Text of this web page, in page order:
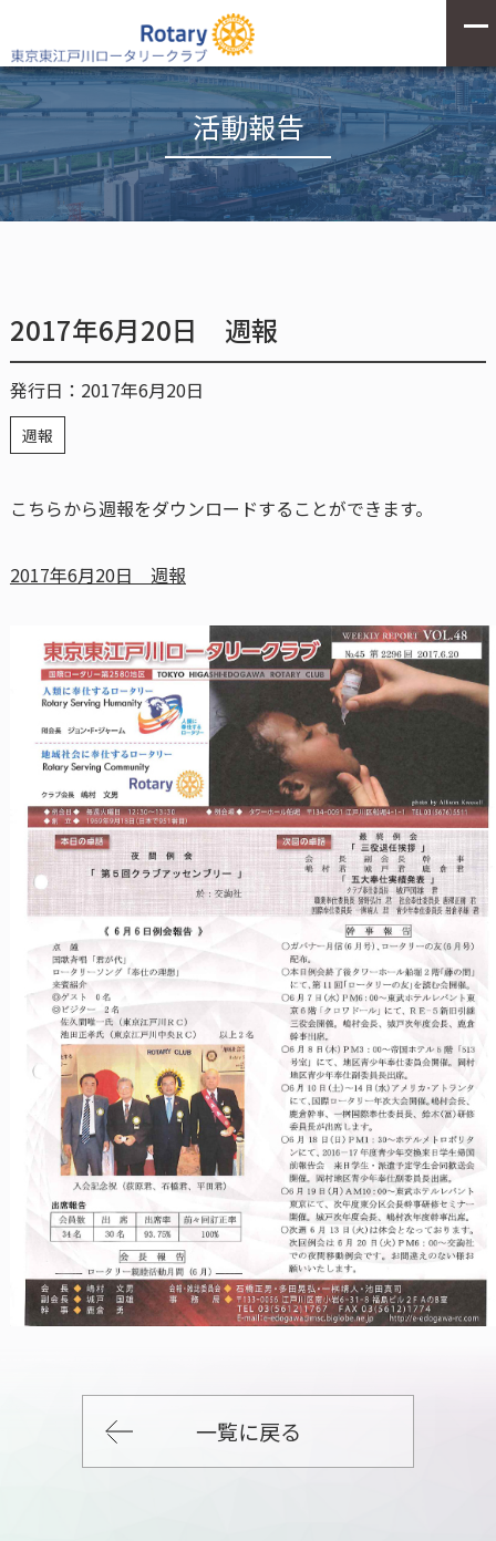
活動報告
2017年6月20日 週報
発行日：2017年6月20日
週報
こちらから週報をダウンロードすることができます。
2017年6月20日 週報
一覧に戻る